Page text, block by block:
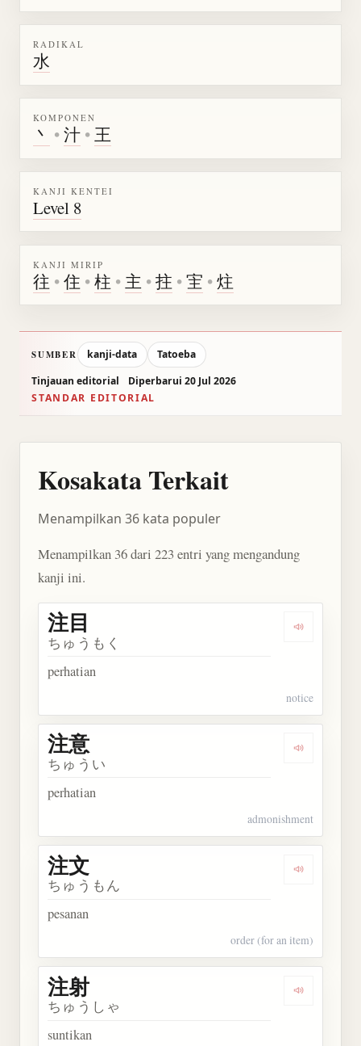
RADIKAL
水
KOMPONEN
丶 •汁 •王
KANJI KENTEI
Level 8
KANJI MIRIP
往 •住 •柱 • 主 •拄 •宔 •炷
SUMBER kanji-data
Tatoeba
Tinjauan editorial
Diperbarui 20 Jul 2026
STANDAR EDITORIAL
Kosakata Terkait
Menampilkan 36 kata populer
Menampilkan 36 dari 223 entri yang mengandung
kanji ini.
Dengarkan
注目
ちゅうもく
perhatian
notice
Dengarkan
注意
ちゅうい
perhatian
admonishment
Dengarkan
注文
ちゅうもん
pesanan
order (for an item)
Dengarkan
注射
ちゅうしゃ
suntikan